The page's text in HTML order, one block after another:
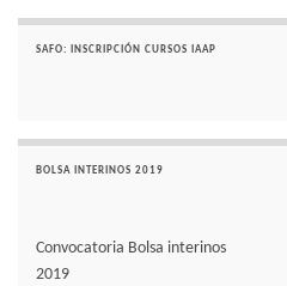
SAFO: INSCRIPCIÓN CURSOS IAAP
BOLSA INTERINOS 2019
Convocatoria Bolsa interinos
2019